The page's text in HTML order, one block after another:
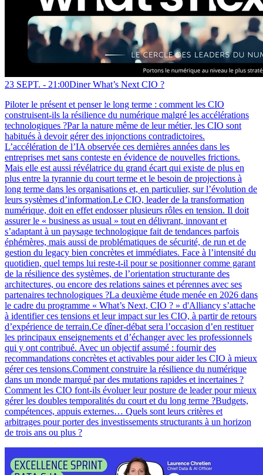
23 SEPT. - 21:00Diner What’s Next CIO ?
Piloter le présent et penser le long terme : comment les CIO
construisent-ils la résilience du numérique malgré les accélérations
technologiques ?Par la nature même de leur métier, les CIO sont
habitués à devoir gérer des injonctions contradictoires.
L’accélération de l’IA observée ces dernières années dans les
entreprises met sans conteste en évidence de nouvelles frictions.
Mais elle est aussi révélatrice du grand écart qui existe de plus en
plus entre la tyrannie du court terme et le besoin de projections à
long terme dans les organisations et, en particulier, sur l’évolution de
leurs systèmes d’information.Le CIO, leader de la transformation
numérique, doit en effet endosser plusieurs rôles en tension. Il doit
assurer le « business as usual » tout en délivrant, innovant et
s’adaptant à un paysage technologique fait de tendances parfois
éphémères, mais aussi de problématiques de sécurité, de run et de
gestion du legacy bien concrètes et immédiates. Face à l’intensité du
quotidien, quel temps lui reste-t-il pour se positionner comme garant
de la résilience des systèmes, de l’orientation structurante des
architectures, ou encore des relations saines et pérennes avec ses
partenaires technologiques ?La deuxième étude menée en 2026 dans
le cadre du programme « What’s Next, CIO ? » d'Alliancy s’attache
à identifier ces tensions et leur impact sur les CIO, à partir de retours
d’expérience de terrain.Ce dîner-débat sera l’occasion d’en restituer
les principaux enseignements et d’échanger avec les professionnels
qui y ont contribué. Avec un objectif assumé : fournir des
recommandations concrètes et activables pour aider les CIO à mieux
gérer ces tensions.Comment construire la résilience du numérique
dans un monde marqué par des mutations rapides et incertaines ?
Comment les CIO font-ils évoluer leur posture de leader pour mieux
gérer les doubles temporalités du court et du long terme ?Budgets,
compétences, appuis externes… Quels sont leurs critères et
arbitrages pour porter des investissements structurants à un horizon
de trois ans ou plus ?